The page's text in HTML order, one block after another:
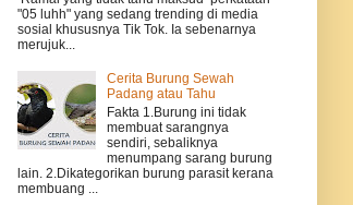
"05 luhh" yang sedang trending di media
sosial khususnya Tik Tok. Ia sebenarnya
merujuk...
Cerita Burung Sewah
Padang atau Tahu
Fakta 1.Burung ini tidak
membuat sarangnya
sendiri, sebaliknya
menumpang sarang burung
lain. 2.Dikategorikan burung parasit kerana
membuang ...